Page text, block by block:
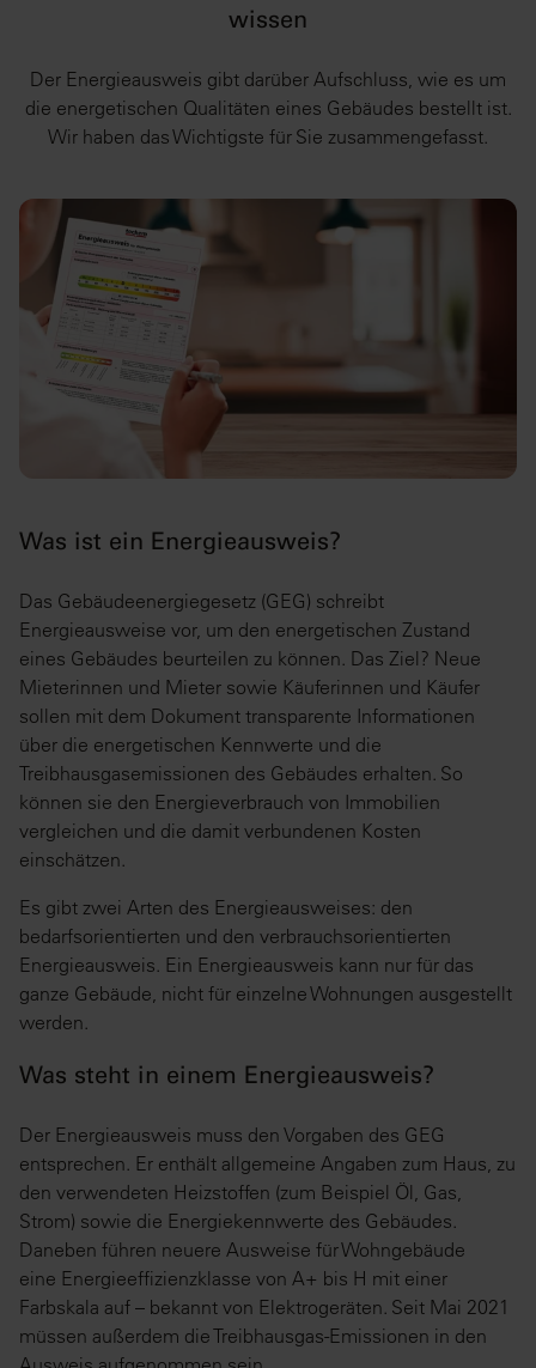
wissen
Der Energieausweis gibt darüber Aufschluss, wie es um
die energetischen Qualitäten eines Gebäudes bestellt ist.
Wir haben das Wichtigste für Sie zusammengefasst.
Was ist ein Energieausweis?
Das Gebäudeenergiegesetz (GEG) schreibt
Energieausweise vor, um den energetischen Zustand
eines Gebäudes beurteilen zu können. Das Ziel? Neue
Mieterinnen und Mieter sowie Käuferinnen und Käufer
sollen mit dem Dokument transparente Informationen
über die energetischen Kennwerte und die
Treibhausgasemissionen des Gebäudes erhalten. So
können sie den Energieverbrauch von Immobilien
vergleichen und die damit verbundenen Kosten
einschätzen.
Es gibt zwei Arten des Energieausweises: den
bedarfsorientierten und den verbrauchsorientierten
Energieausweis. Ein Energieausweis kann nur für das
ganze Gebäude, nicht für einzelne Wohnungen ausgestellt
werden.
Was steht in einem Energieausweis?
Der Energieausweis muss den Vorgaben des GEG
entsprechen. Er enthält allgemeine Angaben zum Haus, zu
den verwendeten Heizstoffen (zum Beispiel Öl, Gas,
Strom) sowie die Energiekennwerte des Gebäudes.
Daneben führen neuere Ausweise für Wohngebäude
eine Energieeffizienzklasse von A+ bis H mit einer
Farbskala auf – bekannt von Elektrogeräten. Seit Mai 2021
müssen außerdem die Treibhausgas-Emissionen in den